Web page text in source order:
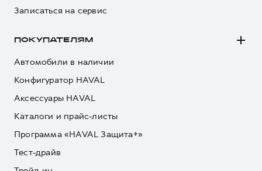
Записаться на сервис
ПОКУПАТЕЛЯМ
Автомобили в наличии
Конфигуратор HAVAL
Аксессуары HAVAL
Каталоги и прайс-листы
Программа «HAVAL Защита+»
Тест-драйв